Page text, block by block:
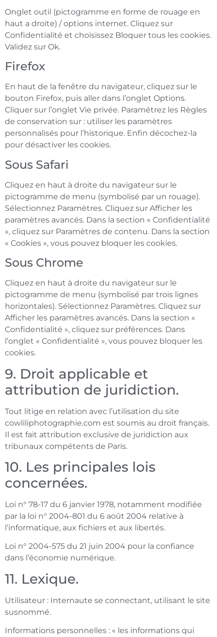
Onglet outil (pictogramme en forme de rouage en
haut a droite) / options internet. Cliquez sur
Confidentialité et choisissez Bloquer tous les cookies.
Validez sur Ok.
Firefox
En haut de la fenêtre du navigateur, cliquez sur le
bouton Firefox, puis aller dans l’onglet Options.
Cliquer sur l’onglet Vie privée. Paramétrez les Règles
de conservation sur : utiliser les paramètres
personnalisés pour l’historique. Enfin décochez-la
pour désactiver les cookies.
Sous Safari
Cliquez en haut à droite du navigateur sur le
pictogramme de menu (symbolisé par un rouage).
Sélectionnez Paramètres. Cliquez sur Afficher les
paramètres avancés. Dans la section « Confidentialité
», cliquez sur Paramètres de contenu. Dans la section
« Cookies », vous pouvez bloquer les cookies.
Sous Chrome
Cliquez en haut à droite du navigateur sur le
pictogramme de menu (symbolisé par trois lignes
horizontales). Sélectionnez Paramètres. Cliquez sur
Afficher les paramètres avancés. Dans la section «
Confidentialité », cliquez sur préférences. Dans
l’onglet « Confidentialité », vous pouvez bloquer les
cookies.
9. Droit applicable et
attribution de juridiction.
Tout litige en relation avec l’utilisation du site
cowliliphotographie.com est soumis au droit français.
Il est fait attribution exclusive de juridiction aux
tribunaux compétents de Paris.
10. Les principales lois
concernées.
Loi n° 78-17 du 6 janvier 1978, notamment modifiée
par la loi n° 2004-801 du 6 août 2004 relative à
l’informatique, aux fichiers et aux libertés.
Loi n° 2004-575 du 21 juin 2004 pour la confiance
dans l’économie numérique.
11. Lexique.
Utilisateur : Internaute se connectant, utilisant le site
susnommé.
Informations personnelles : « les informations qui